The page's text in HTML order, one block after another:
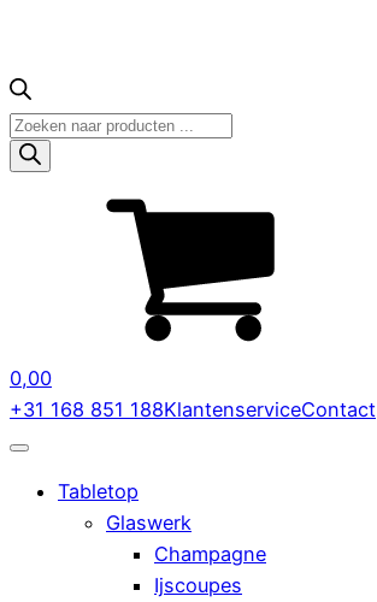
Producten
zoeken
0,00
+31 168 851 188KlantenserviceContact
Tabletop
Glaswerk
Champagne
Ijscoupes